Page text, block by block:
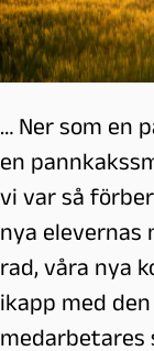
… Ner som en
en
vi var så
nya elevernas
rad, våra nya
ikapp med
medarbetares